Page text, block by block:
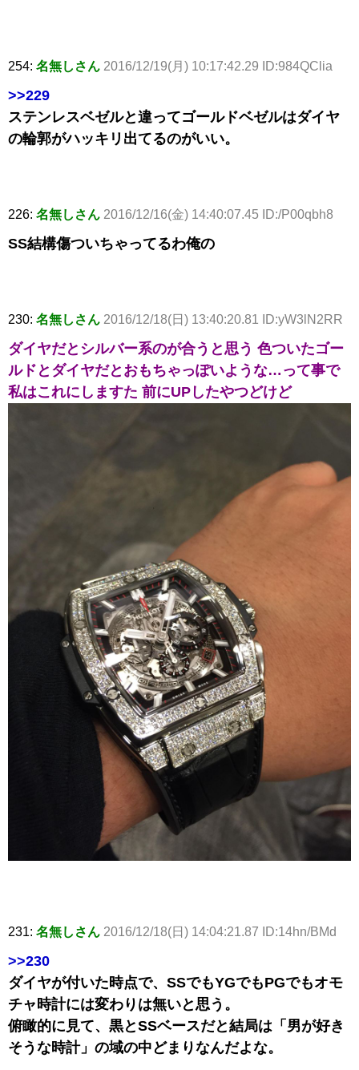
254: 名無しさん 2016/12/19(月) 10:17:42.29 ID:984QClia
>>229
ステンレスベゼルと違ってゴールドベゼルはダイヤ
の輪郭がハッキリ出てるのがいい。
226: 名無しさん 2016/12/16(金) 14:40:07.45 ID:/P00qbh8
SS結構傷ついちゃってるわ俺の
230: 名無しさん 2016/12/18(日) 13:40:20.81 ID:yW3lN2RR
ダイヤだとシルバー系のが合うと思う 色ついたゴー
ルドとダイヤだとおもちゃっぽいような…って事で
私はこれにしますた 前にUPしたやつどけど
231: 名無しさん 2016/12/18(日) 14:04:21.87 ID:14hn/BMd
>>230
ダイヤが付いた時点で、SSでもYGでもPGでもオモ
チャ時計には変わりは無いと思う。
俯瞰的に見て、黒とSSベースだと結局は「男が好き
そうな時計」の域の中どまりなんだよな。